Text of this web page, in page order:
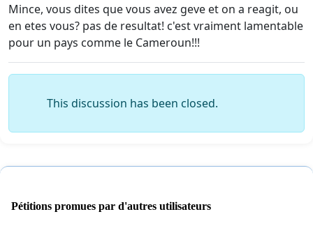
Mince, vous dites que vous avez geve et on a reagit, ou
en etes vous? pas de resultat! c'est vraiment lamentable
pour un pays comme le Cameroun!!!
This discussion has been closed.
Pétitions promues par d'autres utilisateurs